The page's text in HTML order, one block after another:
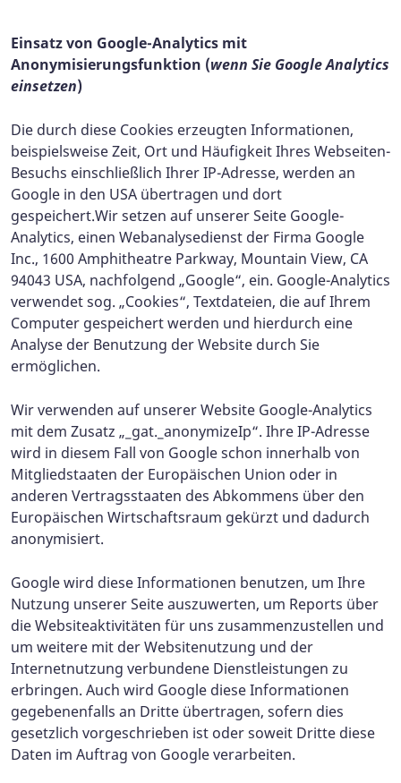
Einsatz von Google-Analytics mit
Anonymisierungsfunktion (wenn Sie Google Analytics
einsetzen)
Die durch diese Cookies erzeugten Informationen,
beispielsweise Zeit, Ort und Häufigkeit Ihres Webseiten-
Besuchs einschließlich Ihrer IP-Adresse, werden an
Google in den USA übertragen und dort
gespeichert.Wir setzen auf unserer Seite Google-
Analytics, einen Webanalysedienst der Firma Google
Inc., 1600 Amphitheatre Parkway, Mountain View, CA
94043 USA, nachfolgend „Google“, ein. Google-Analytics
verwendet sog. „Cookies“, Textdateien, die auf Ihrem
Computer gespeichert werden und hierdurch eine
Analyse der Benutzung der Website durch Sie
ermöglichen.
Wir verwenden auf unserer Website Google-Analytics
mit dem Zusatz „_gat._anonymizeIp“. Ihre IP-Adresse
wird in diesem Fall von Google schon innerhalb von
Mitgliedstaaten der Europäischen Union oder in
anderen Vertragsstaaten des Abkommens über den
Europäischen Wirtschaftsraum gekürzt und dadurch
anonymisiert.
Google wird diese Informationen benutzen, um Ihre
Nutzung unserer Seite auszuwerten, um Reports über
die Websiteaktivitäten für uns zusammenzustellen und
um weitere mit der Websitenutzung und der
Internetnutzung verbundene Dienstleistungen zu
erbringen. Auch wird Google diese Informationen
gegebenenfalls an Dritte übertragen, sofern dies
gesetzlich vorgeschrieben ist oder soweit Dritte diese
Daten im Auftrag von Google verarbeiten.